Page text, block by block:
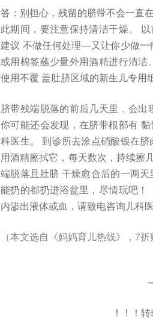
答：别担心，残留的脐带不会一直
此期间，要注意保持清洁干燥。
建议 不做任何处理—又让你少做一
或用棉签蘸少量外用酒精进行清
使用不覆 盖肚脐区域的新生儿专用
脐带残端脱落的前后几天里，会出
你可能还会发现，在脐带根部有
科医生。 到诊所去涂点硝酸银在
用酒精擦拭它，每天数次，持续擦
端脱落且肚脐 干燥愈合后的一两
能扔的都扔进浴盆里，尽情玩吧
内渗出液体或血，请致电咨询儿科医
（本文选自《妈妈育儿热线》，7
！！！